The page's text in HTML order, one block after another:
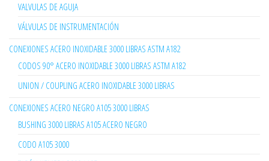
VALVULAS DE AGUJA
VÁLVULAS DE INSTRUMENTACIÓN
CONEXIONES ACERO INOXIDABLE 3000 LIBRAS ASTM A182
CODOS 90° ACERO INOXIDABLE 3000 LIBRAS ASTM A182
UNION / COUPLING ACERO INOXIDABLE 3000 LIBRAS
CONEXIONES ACERO NEGRO A105 3000 LIBRAS
BUSHING 3000 LIBRAS A105 ACERO NEGRO
CODO A105 3000